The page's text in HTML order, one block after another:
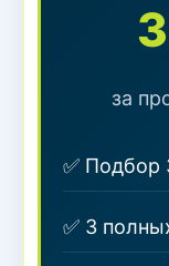
за
✅ Подбор
✅ 3